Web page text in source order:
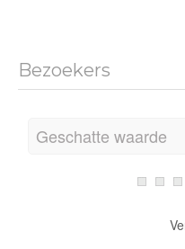
Bezoekers
Geschatte waarde